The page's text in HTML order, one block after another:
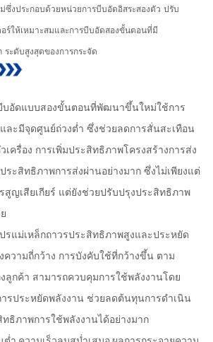
งประกอบด้วยหน่วยการบีบอัดอิสระสองตัว ปรับ
อร์ให้เหมาะสมและการบีบอัดสองขั้นตอนที่มี
ะดับสูงสุดของการกระจัด
บอัดแบบสองขั้นตอนที่พัฒนาขึ้นใหม่ใช้การ
ะมีจุดศูนย์ถ่วงต่ำ ซึ่งช่วยลดการสั่นสะเทือน
เครื่อง การเพิ่มประสิทธิภาพโครงสร้างการส่ง
ระสิทธิภาพการส่งผ่านอย่างมาก ซึ่งไม่เพียงแต่
สูญเสียเกียร์ แต่ยังช่วยปรับปรุงประสิทธิภาพ
รแม่เหล็กถาวรประสิทธิภาพสูงและประหยัด
วามถี่กว้าง การบังคับใช้ที่กว้างขึ้น ตาม
กค้า สามารถควบคุมการใช้พลังงานโดย
รประหยัดพลังงาน ช่วยลดต้นทุนการดำเนิน
ธิภาพการใช้พลังงานได้อย่างมาก